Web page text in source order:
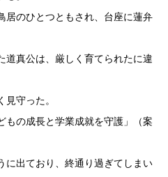
居のひとつともされ、台座に蓮弁
道真公は、厳しく育てられたに違
守った。
もの成長と学業成就を守護」（案
に出ており、終通り過ぎてしまい